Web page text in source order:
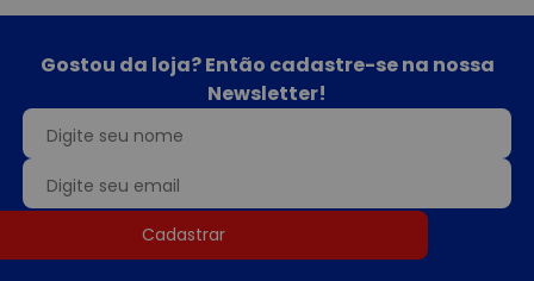
Gostou da loja? Então cadastre-se na nossa
Newsletter!
Cadastrar